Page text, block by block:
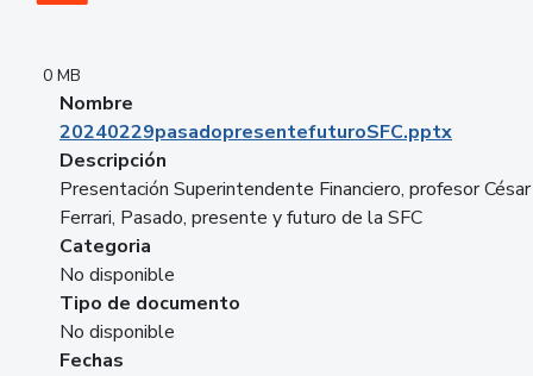
0 MB
Nombre
20240229pasadopresentefuturoSFC.pptx
Descripción
Presentación Superintendente Financiero, profesor César
Ferrari, Pasado, presente y futuro de la SFC
Categoria
No disponible
Tipo de documento
No disponible
Fechas